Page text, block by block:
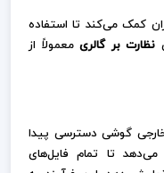
کمک می‌کند تا استفاده
نظارت بر گالری معمولاً از
گوشی دسترسی پیدا
تا تمام فایل‌های